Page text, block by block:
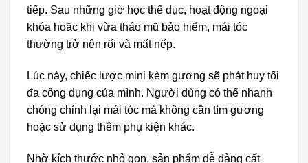
tiếp. Sau những giờ học thể dục, hoạt động ngoại
khóa hoặc khi vừa tháo mũ bảo hiểm, mái tóc
thường trở nên rối và mất nếp.
Lúc này, chiếc lược mini kèm gương sẽ phát huy tối
đa công dụng của mình. Người dùng có thể nhanh
chóng chỉnh lại mái tóc mà không cần tìm gương
hoặc sử dụng thêm phụ kiện khác.
Nhờ kích thước nhỏ gọn, sản phẩm dễ dàng cất